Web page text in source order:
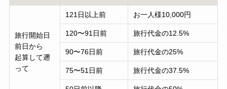
旅行開始日
前日から
起算して遡
って
121日以上前 お一人様10,000円
120〜91日前 旅行代金の12.5%
90〜76日前 旅行代金の25%
75〜51日前 旅行代金の37.5%